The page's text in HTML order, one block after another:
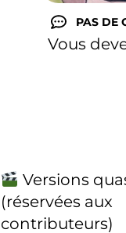
PAS DE
Vous
Versions
(réservées aux
contributeurs)